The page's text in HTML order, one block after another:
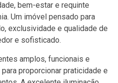
bem-estar e requinte
Um imóvel pensado para
exclusividade e qualidade de
e sofisticado.
amplos, funcionais e
proporcionar praticidade e